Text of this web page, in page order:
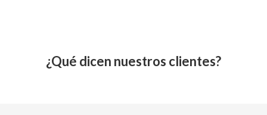
¿Qué dicen nuestros clientes?